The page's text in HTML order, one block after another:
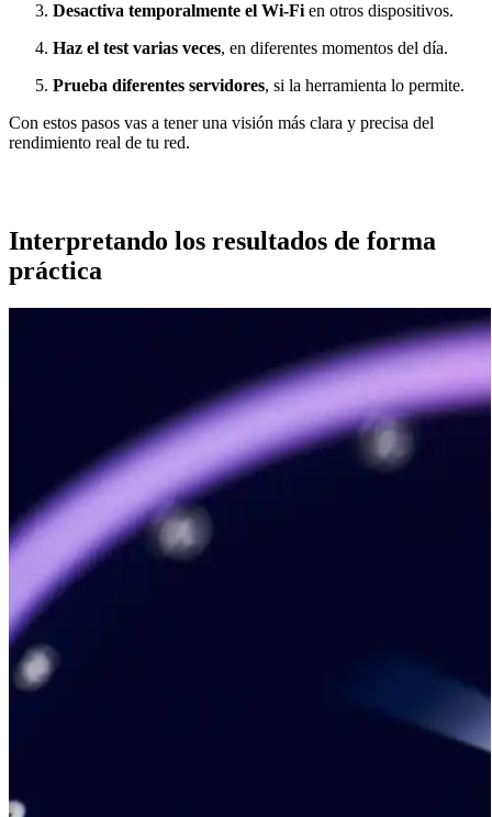
Desactiva temporalmente el Wi-Fi en otros dispositivos.
Haz el test varias veces, en diferentes momentos del día.
Prueba diferentes servidores, si la herramienta lo permite.
Con estos pasos vas a tener una visión más clara y precisa del
rendimiento real de tu red.
Interpretando los resultados de forma
práctica